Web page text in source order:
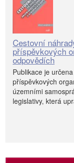
Cestovní
příspěvkových
odpovědích
Publikace je
příspěvkových
územními
legislativy, která